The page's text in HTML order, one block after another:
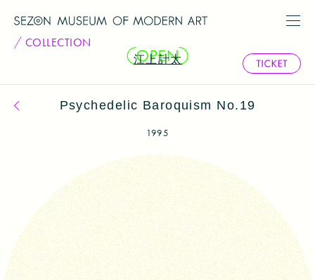
COLLECTION
江上計太
コレクション一覧へ戻る
Psychedelic Baroquism No.19
1995